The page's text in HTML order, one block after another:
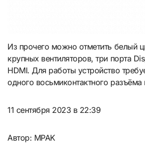
Из прочего можно отметить белый
крупных вентиляторов, три порта
HDMI. Для работы устройство
одного восьмиконтактного разъёма
11 сентября 2023 в 22:39
Автор: MPAK